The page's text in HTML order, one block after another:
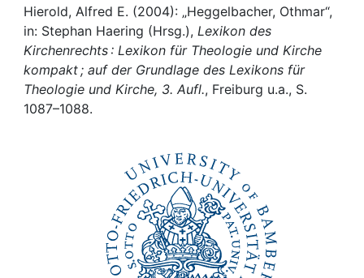
Institutions
Awards
Hierold, Alfred E. (2004): „Heggelbacher, Othmar“,
in: Stephan Haering (Hrsg.), Lexikon des
Kirchenrechts : Lexikon für Theologie und Kirche
kompakt ; auf der Grundlage des Lexikons für
Theologie und Kirche, 3. Aufl., Freiburg u.a., S.
1087–1088.